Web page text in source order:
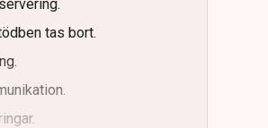
tas bort.